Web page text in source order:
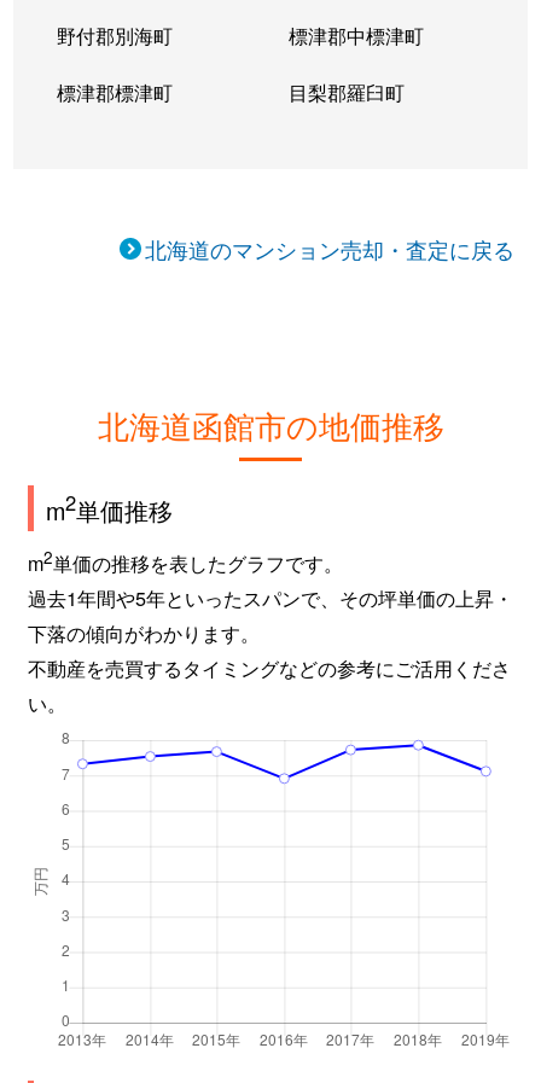
野付郡別海町 標津郡中標津町
標津郡標津町 目梨郡羅臼町
北海道のマンション売却・査定に戻る
北海道函館市の地価推移
m2単価推移
m2単価の推移を表したグラフです。
過去1年間や5年といったスパンで、その坪単価の上昇・
下落の傾向がわかります。
不動産を売買するタイミングなどの参考にご活用くださ
い。